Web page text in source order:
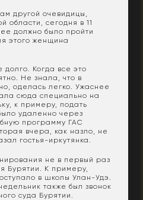
другой очевидицы,
области, сегодня в 11
должно было пройти
этого женщина
Когда все это
Не знала, что в
оделась легко. Ужаснее
сюда специально на
к примеру, подать
удаленно через
программу ГАС
вчера, как назло, не
гостья-иркутянка.
не в первый раз
Бурятии. К примеру,
в школы Улан-Удэ.
также был звонок
суда Бурятии.